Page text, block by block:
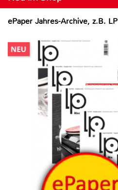
ePaper Jahres-Archive, z.B. LP